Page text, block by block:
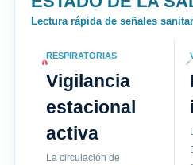
Lectura rápida de señales
RESPIRATORIAS
Vigilancia
estacional
activa
La circulación de